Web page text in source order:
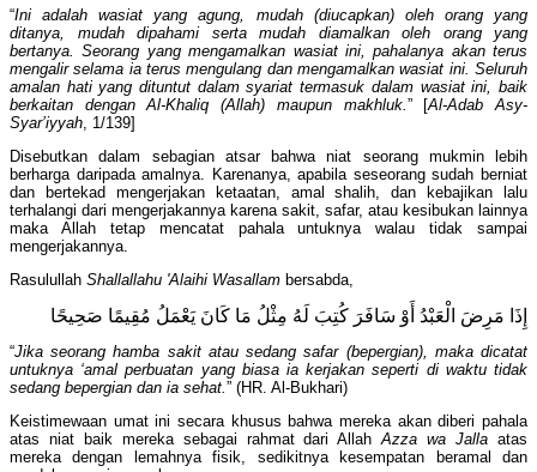
“Ini adalah wasiat yang agung, mudah (diucapkan) oleh orang yang
ditanya, mudah dipahami serta mudah diamalkan oleh orang yang
bertanya. Seorang yang mengamalkan wasiat ini, pahalanya akan terus
mengalir selama ia terus mengulang dan mengamalkan wasiat ini. Seluruh
amalan hati yang dituntut dalam syariat termasuk dalam wasiat ini, baik
berkaitan dengan Al-Khaliq (Allah) maupun makhluk.” [Al-Adab Asy-
Syar’iyyah, 1/139]
Disebutkan dalam sebagian atsar bahwa niat seorang mukmin lebih
berharga daripada amalnya. Karenanya, apabila seseorang sudah berniat
dan bertekad mengerjakan ketaatan, amal shalih, dan kebajikan lalu
terhalangi dari mengerjakannya karena sakit, safar, atau kesibukan lainnya
maka Allah tetap mencatat pahala untuknya walau tidak sampai
mengerjakannya.
Rasulullah Shallallahu 'Alaihi Wasallam bersabda,
إِذَا مَرِضَ الْعَبْدُ أَوْ سَافَرَ كُتِبَ لَهُ مِثْلُ مَا كَانَ يَعْمَلُ مُقِيمًا صَحِيحًا
“Jika seorang hamba sakit atau sedang safar (bepergian), maka dicatat
untuknya ‘amal perbuatan yang biasa ia kerjakan seperti di waktu tidak
sedang bepergian dan ia sehat.” (HR. Al-Bukhari)
Keistimewaan umat ini secara khusus bahwa mereka akan diberi pahala
atas niat baik mereka sebagai rahmat dari AllahAzza wa Jalla atas
mereka dengan lemahnya fisik, sedikitnya kesempatan beramal dan